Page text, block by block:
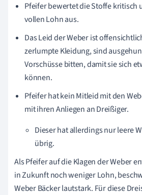
Pfeifer bewertet die Stoffe kritisch
vollen Lohn aus.
Das Leid der Weber ist
zerlumpte Kleidung, sind
Vorschüsse bitten, damit sie sich
können.
Pfeifer hat kein Mitleid mit den
mit ihren Anliegen an Dreißiger.
Dieser hat allerdings nur leere
übrig.
Als Pfeifer auf die Klagen der Weber
in Zukunft noch weniger Lohn,
Weber Bäcker lautstark. Für diese